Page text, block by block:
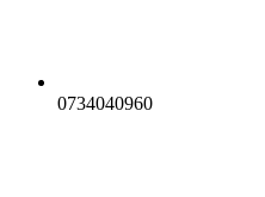
0734040960